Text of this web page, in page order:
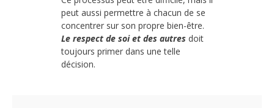
peut aussi permettre à chacun de se
concentrer sur son propre bien-être.
Le respect de soi et des autres doit
toujours primer dans une telle
décision.